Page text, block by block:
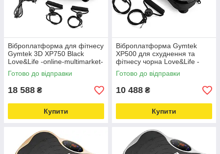
Віброплатформа для фітнесу
Gymtek 3D XP750 Black
Love&Life -online-multimarket-
Готово до відправки
18 588 ₴
Купити
Віброплатформа Gymtek
XP500 для схуднення та
фітнесу чорна Love&Life -
online-multimarket-
Готово до відправки
10 488 ₴
Купити